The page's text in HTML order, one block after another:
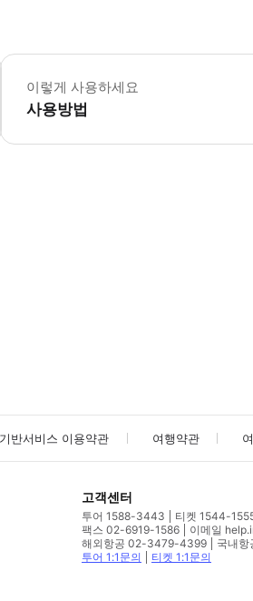
항공사, 도착 및 출발 시간, 복귀 날짜 및 시간
이렇게 사용하세요
사용방법
반서비스 이용약관 여행약관
고객센터
투어 1588-3443
티켓 1544-
팩스 02-6919-1586
이메일
해외항공 02-3479-4399
국내
투어 1:1문의
티켓 1:1문의